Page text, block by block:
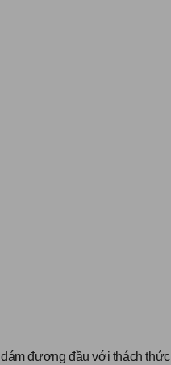
đương đầu với thách thức